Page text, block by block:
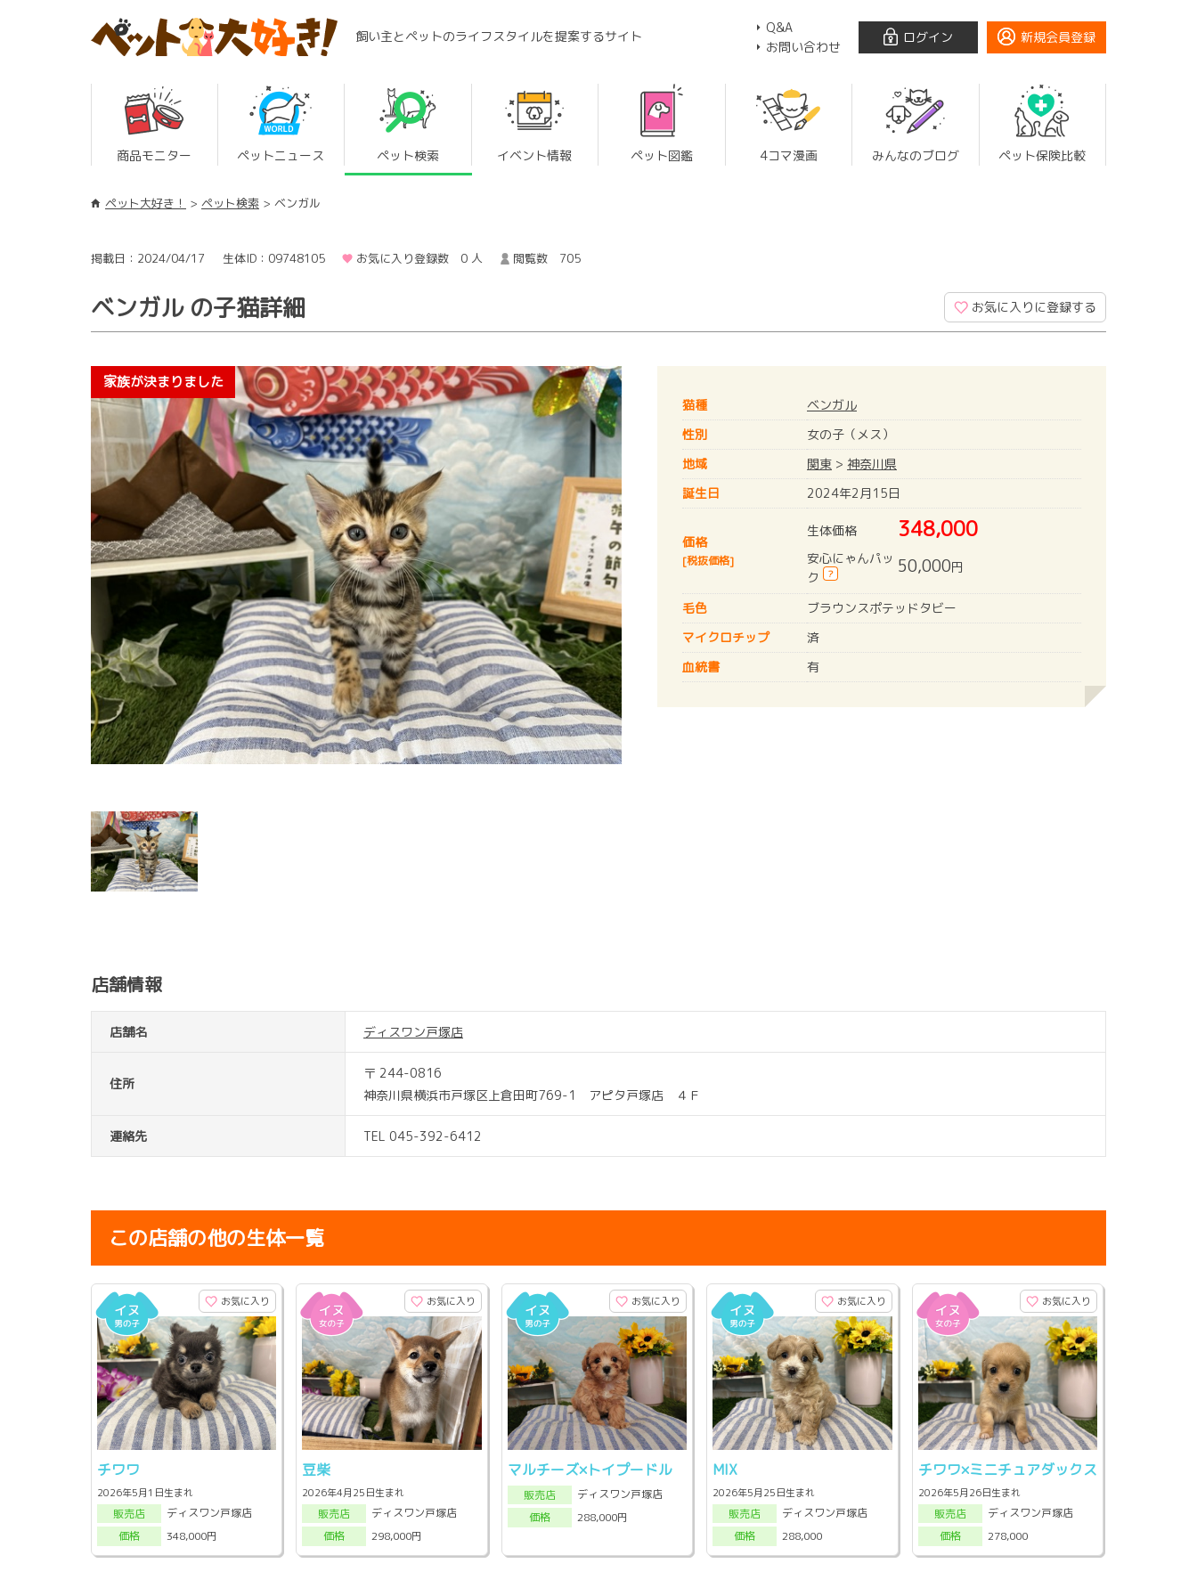
飼い主とペットのライフスタイルを提案するサイト
Q&A
お問い合わせ
ログイン 新規会員登録
商品モニター ペットニュース ペット検索 イベント情報 ペット図鑑 4コマ漫画 みんなのブログ ペット保険比較
ペット大好き！ ペット検索 ベンガル
掲載日：2024/04/17 生体ID：09748105 お気に入り登録数 0 人 閲覧数 705
ベンガル の子猫詳細 お気に入りに登録する
猫種
ベンガル
性別
女の子（メス）
地域
関東 > 神奈川県
誕生日
2024年2月15日
価格
[税抜価格]
生体価格 348,000
安心にゃんパッ
ク
? 50,000円
毛色
ブラウンスポテッドタビー
マイクロチップ
済
血統書
有
店舗情報
店舗名 ディスワン戸塚店
住所
〒 244-0816
神奈川県横浜市戸塚区上倉田町769-1 アピタ戸塚店 ４Ｆ
連絡先 TEL 045-392-6412
この店舗の他の生体一覧
お気に入り
チワワ
2026年5月1日生まれ
販売店
ディスワン戸塚店
価格
348,000円
お気に入り
豆柴
2026年4月25日生まれ
販売店
ディスワン戸塚店
価格
298,000円
お気に入り
マルチーズ×トイプードル
販売店
ディスワン戸塚店
価格
288,000円
お気に入り
MIX
2026年5月25日生まれ
販売店
ディスワン戸塚店
価格
288,000
お気に入り
チワワ×ミニチュアダックス
2026年5月26日生まれ
販売店
ディスワン戸塚店
価格
278,000